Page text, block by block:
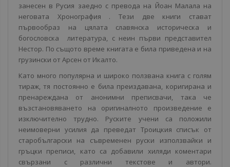
занесен в Русия заедно с превода на Йоан Малала на
неговата Хронография . Тези две книги стават
първообраз на цялата славянска историческа и
богословска литература, с неин първи представител
Нестор. По същото време книгата е била приведена и на
грузински от Арсен от Икалто.
Като много популярна и широко ползвана книга с голям
тираж, тя постоянно е била преиздавана, коригирана и
пренареждана от анонимни преписвачи, така че
възстановяването на оригиналното произведение е
изключително трудно. Руските учени са положили
неимоверни усилия да преведат Троицкия списък от
старобългарски на съвременен руски използвайки и
гръцки преписи, като са добавили хиляди коментари
свързани с различни текстове и автори.